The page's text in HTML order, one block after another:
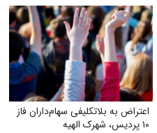
اعتراض به بلاتکلیفی سهام‌داران فاز
۱۰ پردیس، شهرک الهیه